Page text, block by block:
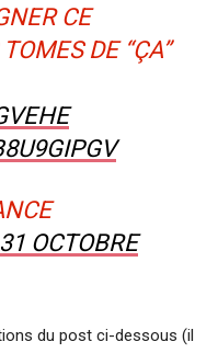
CE
DE “ÇA”
31 OCTOBRE
du post ci-dessous (il